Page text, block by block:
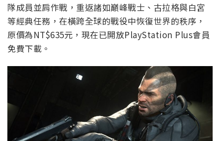
隊成員並肩作戰，重返諸如巔峰戰士、古拉格與白宮
等經典任務，在橫跨全球的戰役中恢復世界的秩序，
原價為NT$635元，現在已開放PlayStation Plus會員
免費下載。